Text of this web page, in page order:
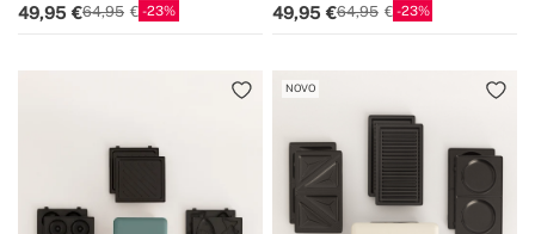
49,95 64,95 23 49,95 64,95 23
NOVO